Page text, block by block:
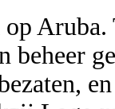
beheer